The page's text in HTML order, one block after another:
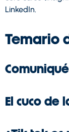
LinkedIn.
Temario
El cuco de